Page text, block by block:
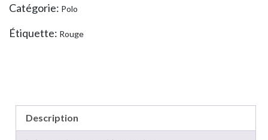
Catégorie: Polo
Étiquette: Rouge
Description